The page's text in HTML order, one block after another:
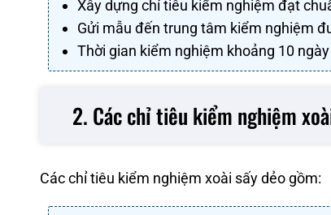
Xây dựng chỉ tiêu kiểm nghiệm đạt
Gửi mẫu đến trung tâm kiểm nghiệm
Thời gian kiểm nghiệm khoảng 10
2. Các chỉ tiêu kiểm nghiệm
Các chỉ tiêu kiểm nghiệm xoài sấy dẻo gồm: